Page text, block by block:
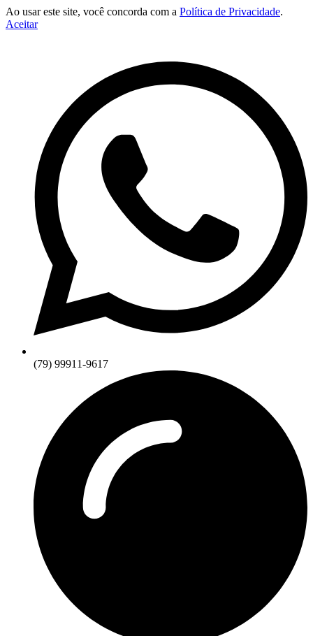
Ao usar este site, você concorda com a Política de Privacidade.
Aceitar
(79) 99911-9617